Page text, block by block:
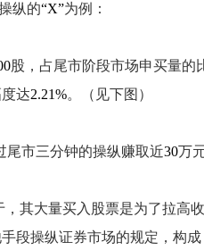
纵的“X”为例：
股，占尾市阶段市场申买量的
达2.21%。（见下图）
尾市三分钟的操纵赚取近30万
其大量买入股票是为了拉高
段操纵证券市场的规定，构